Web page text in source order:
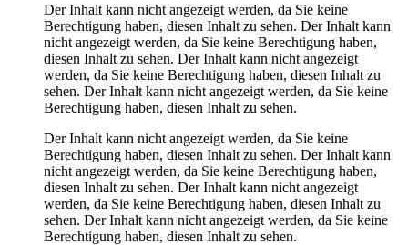
Der Inhalt kann nicht angezeigt werden, da Sie keine
Berechtigung haben, diesen Inhalt zu sehen. Der Inhalt kann
nicht angezeigt werden, da Sie keine Berechtigung haben,
diesen Inhalt zu sehen. Der Inhalt kann nicht angezeigt
werden, da Sie keine Berechtigung haben, diesen Inhalt zu
sehen. Der Inhalt kann nicht angezeigt werden, da Sie keine
Berechtigung haben, diesen Inhalt zu sehen.
Der Inhalt kann nicht angezeigt werden, da Sie keine
Berechtigung haben, diesen Inhalt zu sehen. Der Inhalt kann
nicht angezeigt werden, da Sie keine Berechtigung haben,
diesen Inhalt zu sehen. Der Inhalt kann nicht angezeigt
werden, da Sie keine Berechtigung haben, diesen Inhalt zu
sehen. Der Inhalt kann nicht angezeigt werden, da Sie keine
Berechtigung haben, diesen Inhalt zu sehen.